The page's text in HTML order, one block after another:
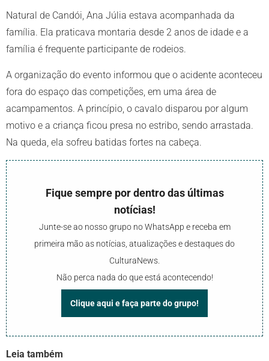
Natural de Candói, Ana Júlia estava acompanhada da
família. Ela praticava montaria desde 2 anos de idade e a
família é frequente participante de rodeios.
A organização do evento informou que o acidente aconteceu
fora do espaço das competições, em uma área de
acampamentos. A princípio, o cavalo disparou por algum
motivo e a criança ficou presa no estribo, sendo arrastada.
Na queda, ela sofreu batidas fortes na cabeça.
Fique sempre por dentro das últimas
notícias!
Junte-se ao nosso grupo no WhatsApp e receba em
primeira mão as notícias, atualizações e destaques do
CulturaNews.
Não perca nada do que está acontecendo!
Clique aqui e faça parte do grupo!
Leia também